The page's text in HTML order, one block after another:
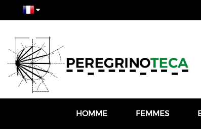
HOMME FEMMES